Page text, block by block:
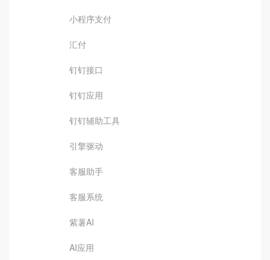
小程序支付
汇付
钉钉接口
钉钉应用
钉钉辅助工具
引擎驱动
客服助手
客服系统
紫薯AI
AI应用